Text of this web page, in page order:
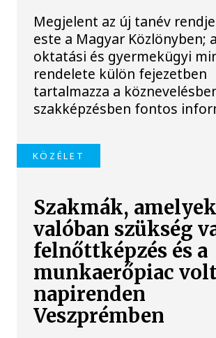
Megjelent az új tanév
este a Magyar Közlönyben;
oktatási és gyermekügyi
rendelete külön fejezetben
tartalmazza a
szakképzésben fontos
KÖZÉLET
Szakmák,
valóban szükség
felnőttképzés és a
munkaerőpiac
napirenden
Veszprémben